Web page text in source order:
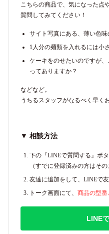
こちらの商品で、気になった点
質問してみてください！
サイト写真にある、薄い色
1人分の麺類を入れるには小
ケーキをのせたいのですが
ってありますか？
などなど。
うちるスタッフがなるべく早く
▼ 相談方法
下の『LINEで質問する』ボ
（すでに登録済みの方はそ
友達に追加をして、LINEで友
トーク画面にて、 商品の型
LINE